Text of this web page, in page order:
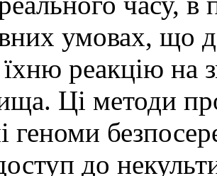
умовах, що
реакцію на
Ці методи
геноми
до